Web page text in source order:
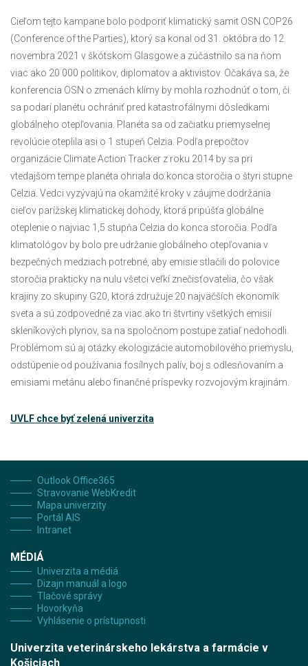
Cieľom tejto kampane bolo podporiť klimatický samit OSN COP26
(Conference of the Parties), ktorý sa konal od 31. októbra do 12.
novembra 2021 v škótskom Glasgowe a zúčastnilo sa na ňom
viac ako 20 000 politikov, diplomatov a aktivistov. Očakáva sa, že
konferencia OSN o zmenách klímy by mohla rozhodnúť o tom, či
sa podarí planétu ochrániť pred katastrofálnymi dôsledkami
globálneho otepľovania. Planéta sa od začiatku priemyselnej
revolúcie oteplila asi o 1 stupeň Celzia. Podľa prepočtov
organizácie Climate Action Tracker z roku 2014 by sa pri
vtedajšom tempe planéta ohriala do konca storočia o štyri stupne
Celzia. Vedci vyzývajú na okamžité kroky v záujme dodržania
cieľov parížskej klimatickej dohody, ktorá pripúšťa globálne
oteplenie o najviac 1,5 stupňa Celzia do konca storočia. Podľa
klimatológov by bolo pre udržanie globálneho otepľovania v
bezpečných medziach potrebné, aby emisie stlačili do polovice
storočia prakticky na nulu všetci veľkí znečisťovatelia, čo však
krajiny zo skupiny G20, ktorá združuje 20 najväčších ekonomík
sveta a sú zodpovedné za viac ako tri štvrtiny všetkých emisií
skleníkových plynov, sa na spoločnom postupe zatiaľ nedohodli.
Problémom sú aj otázky ekologizácie automobilového priemyslu,
odstúpenie od používania fosílnych palív, boj s odlesňovaním a
emisiami metánu alebo finančné príspevky rozvojovým krajinám.
UVLF chce byť zelená univerzita
Outlook Office365
Stravovanie WebKredit
Mapa univerzity
Portál AIS
Intranet
MÉDIÁ
Univerzita a médiá
Dizajn manuál a logo
Tlačové správy
Hovorkyňa
Vyhlásenie o prístupnosti
Univerzita veterinárskeho lekárstva a farmácie v
Košiciach